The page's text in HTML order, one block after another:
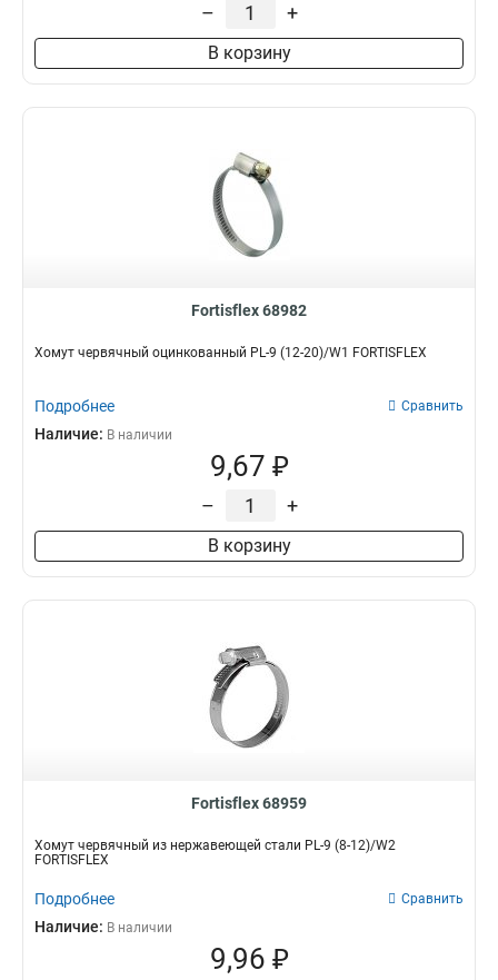
– +
В корзину
Fortisflex 68982
Хомут червячный оцинкованный PL-9 (12-20)/W1 FORTISFLEX
Подробнее Сравнить
Наличие: В наличии
9,67 ₽
– +
В корзину
Fortisflex 68959
Хомут червячный из нержавеющей стали PL-9 (8-12)/W2
FORTISFLEX
Подробнее Сравнить
Наличие: В наличии
9,96 ₽